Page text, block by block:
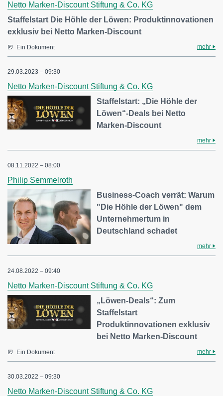
Netto Marken-Discount Stiftung & Co. KG
Staffelstart Die Höhle der Löwen: Produktinnovationen
exklusiv bei Netto Marken-Discount
Ein Dokument mehr
29.03.2023 – 09:30
Netto Marken-Discount Stiftung & Co. KG
Staffelstart: „Die Höhle der
Löwen“-Deals bei Netto
Marken-Discount
mehr
08.11.2022 – 08:00
Philip Semmelroth
Business-Coach verrät: Warum
"Die Höhle der Löwen" dem
Unternehmertum in
Deutschland schadet
mehr
24.08.2022 – 09:40
Netto Marken-Discount Stiftung & Co. KG
„Löwen-Deals“: Zum
Staffelstart
Produktinnovationen exklusiv
bei Netto Marken-Discount
Ein Dokument mehr
30.03.2022 – 09:30
Netto Marken-Discount Stiftung & Co. KG